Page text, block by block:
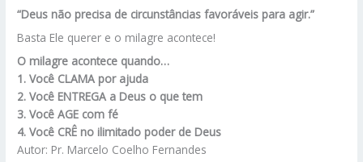
“Deus não precisa de circunstâncias favoráveis para agir.”
Basta Ele querer e o milagre acontece!
O milagre acontece quando…
1. Você CLAMA por ajuda
2. Você ENTREGA a Deus o que tem
3. Você AGE com fé
4. Você CRÊ no ilimitado poder de Deus
Autor: Pr. Marcelo Coelho Fernandes